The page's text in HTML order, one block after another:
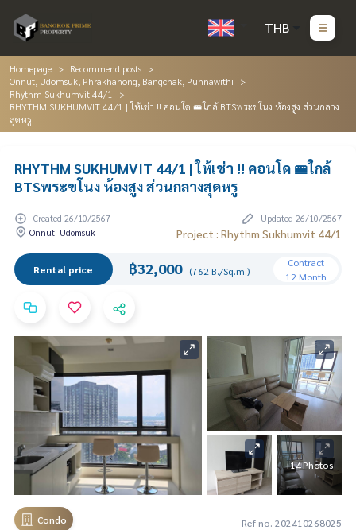
THB
Homepage
Recommend posts
Onnut, Udomsuk, Phrakhanong, Bangchak, Punnawithi
Rhythm Sukhumvit 44/1
RHYTHM SUKHUMVIT 44/1 | ให้เช่า !! คอนโด 🚝ใกล้ BTSพระขโนง ห้องสูง ส่วนกลาง
สุดหรู
RHYTHM SUKHUMVIT 44/1 | ให้เช่า !! คอนโด 🚝ใกล้
BTSพระขโนง ห้องสูง ส่วนกลางสุดหรู
Created 26/10/2567
Updated 26/10/2567
Onnut, Udomsuk
Project : Rhythm Sukhumvit 44/1
Rental price ฿32,000 (762 B./Sq.m.)
Contract
12 Month
+14 Photos
Condo Ref no. 202410268025